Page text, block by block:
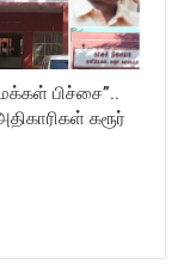
பிச்சை”..
கரூர்